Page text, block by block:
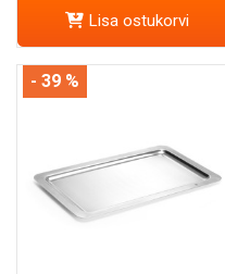
Lisa ostukorvi
- 39 %